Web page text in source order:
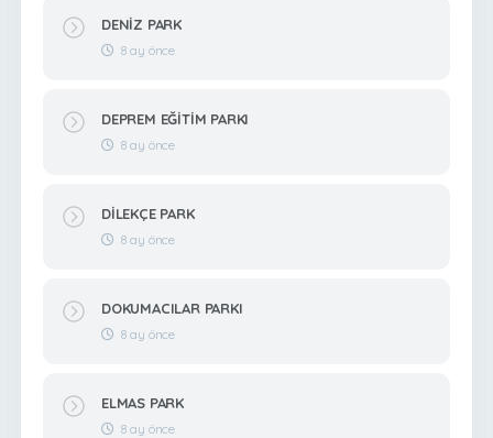
DENİZ PARK
8 ay önce
DEPREM EĞİTİM PARKI
8 ay önce
DİLEKÇE PARK
8 ay önce
DOKUMACILAR PARKI
8 ay önce
ELMAS PARK
8 ay önce